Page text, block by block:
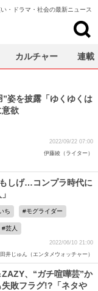
・ドラマ・社会の最新ニュース
姿を披露「ゆくゆくは
意欲
2022/09/22 07:00
伊藤綾（ライター）
しげ…コンプラ時代に
ち モグライダー
芸人
2022/06/10 21:00
田井じゅん（エンタメウォッチャー）
、“ガチ喧嘩芸”か
敗フラグ!?「ネタや
カルチャー 連載